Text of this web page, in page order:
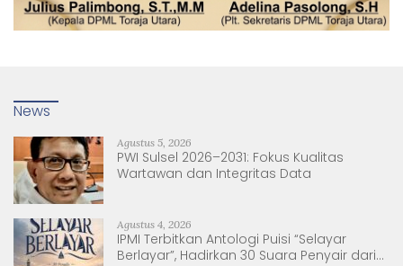
News
Agustus 5, 2026
PWI Sulsel 2026–2031: Fokus Kualitas
Wartawan dan Integritas Data
Agustus 4, 2026
IPMI Terbitkan Antologi Puisi “Selayar
Berlayar”, Hadirkan 30 Suara Penyair dari